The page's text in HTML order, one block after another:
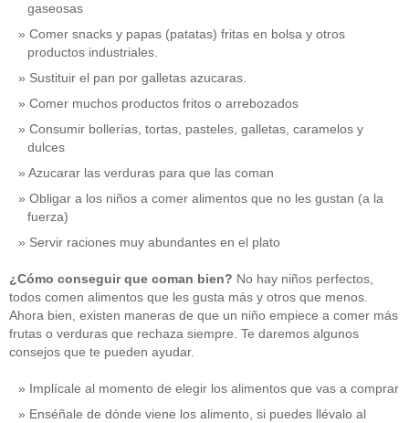
gaseosas
Comer snacks y papas (patatas) fritas en bolsa y otros
productos industriales.
Sustituir el pan por galletas azucaras.
Comer muchos productos fritos o arrebozados
Consumir bollerías, tortas, pasteles, galletas, caramelos y
dulces
Azucarar las verduras para que las coman
Obligar a los niños a comer alimentos que no les gustan (a la
fuerza)
Servir raciones muy abundantes en el plato
¿Cómo conseguir que coman bien? No hay niños perfectos,
todos comen alimentos que les gusta más y otros que menos.
Ahora bien, existen maneras de que un niño empiece a comer más
frutas o verduras que rechaza siempre. Te daremos algunos
consejos que te pueden ayudar.
Implícale al momento de elegir los alimentos que vas a comprar
Enséñale de dónde viene los alimento, si puedes llévalo al